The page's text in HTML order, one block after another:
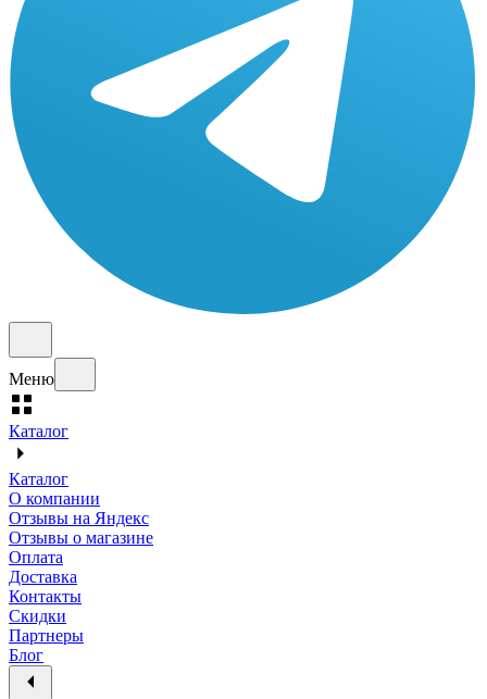
Меню
Каталог
Каталог
О компании
Отзывы на Яндекс
Отзывы о магазине
Оплата
Доставка
Контакты
Скидки
Партнеры
Блог